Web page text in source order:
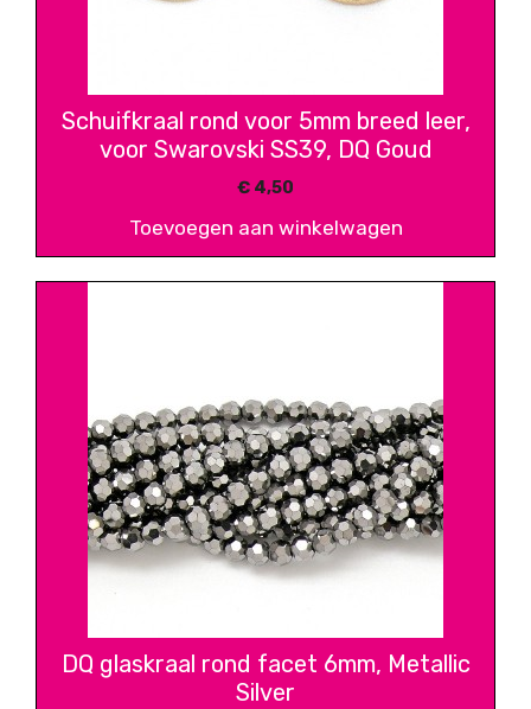
Schuifkraal rond voor 5mm breed leer,
voor Swarovski SS39, DQ Goud
€ 4,50
Toevoegen aan winkelwagen
DQ glaskraal rond facet 6mm, Metallic
Silver